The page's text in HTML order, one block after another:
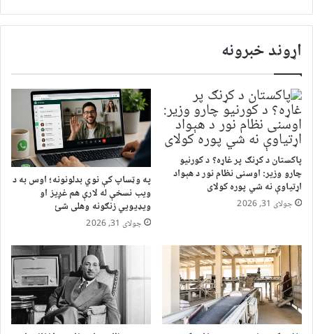
اړوند خبرونه
پاکستان د کړنګ پر غاړه؟ د کورنیو
چارو وزیر: اوسنی نظام نور د هېواد
اړتیاوې نه شي پوره کولای
جولای 31, 2026
په وټساپ کې نوي بدلونونه؛ اوس به د
ویب نسخې له لارې هم غږیز او
ویډیويي زنګونه وهلی شئ
جولای 31, 2026